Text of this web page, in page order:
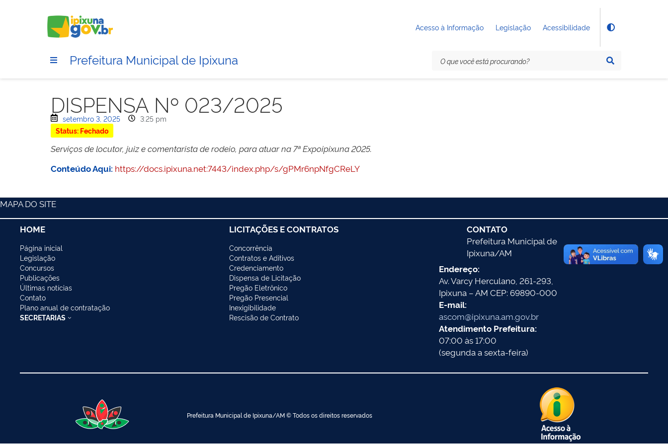
Acesso à Informação Legislação Acessibilidade
Prefeitura Municipal de Ipixuna
DISPENSA Nº 023/2025
setembro 3, 2025
3:25 pm
Status: Fechado
Serviços de locutor, juiz e comentarista de rodeio, para atuar na 7ª Expoipixuna 2025.
Conteúdo Aqui: https://docs.ipixuna.net:7443/index.php/s/gPMr6npNfgCReLY
MAPA DO SITE
HOME
Página inicial
Legislação
Concursos
Publicações
Últimas notícias
Contato
Plano anual de contratação
SECRETARIAS
LICITAÇÕES E CONTRATOS
Concorrência
Contratos e Aditivos
Credenciamento
Dispensa de Licitação
Pregão Eletrônico
Pregão Presencial
Inexigibilidade
Rescisão de Contrato
CONTATO
Prefeitura Municipal de
Ipixuna/AM
Endereço:
Av. Varcy Herculano, 261-293,
Ipixuna – AM CEP: 69890-000
E-mail:
ascom@ipixuna.am.gov.br
Atendimento Prefeitura:
07:00 às 17:00
(segunda a sexta-feira)
Prefeitura Municipal de Ipixuna/AM © Todos os direitos reservados